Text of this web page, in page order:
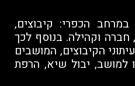
הכפרי: קיבוצים,
וקהילה. בנוסף לכך
הקיבוצים, המושבים
למושב, יבול שיא, הרפת